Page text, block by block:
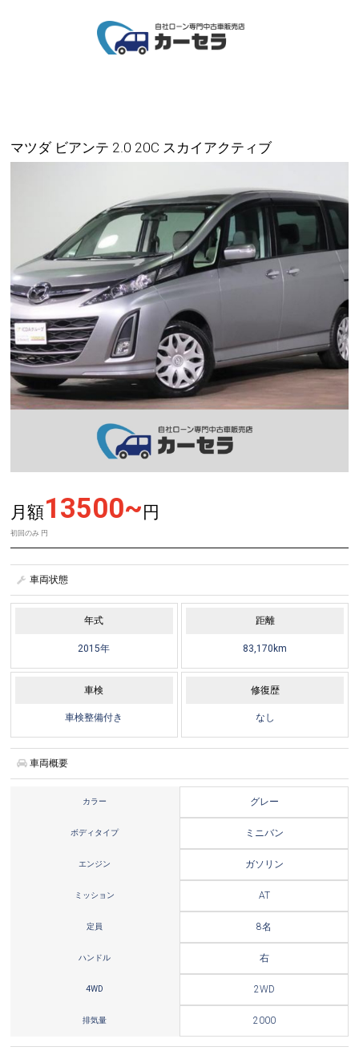
マツダ ビアンテ 2.0 20C スカイアクティブ
月額13500~ 円
初回のみ 円
車両状態
年式
2015年
距離
83,170km
車検
車検整備付き
修復歴
なし
車両概要
カラー グレー
ボディタイプ ミニバン
エンジン ガソリン
ミッション AT
定員 8名
ハンドル 右
4WD 2WD
排気量 2000